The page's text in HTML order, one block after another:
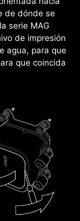
de dónde se
serie MAG
de impresión
agua, para que
que coincida